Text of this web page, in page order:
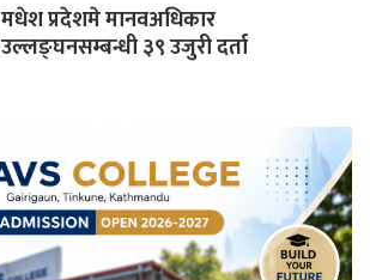
मधेश प्रदेशमे मानवअधिकार
उल्लङ्घनसम्बन्धी ३९ उजुरी दर्ता